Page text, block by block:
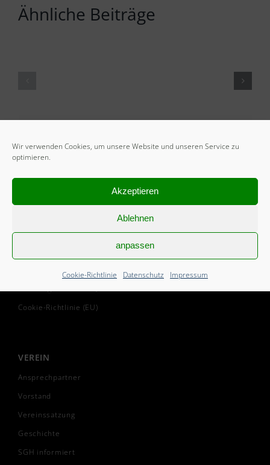
Wir verwenden Cookies, um unsere Website und unseren Service zu
optimieren.
Akzeptieren
Ablehnen
anpassen
Cookie-Richtlinie Datenschutz Impressum
Ähnliche Beiträge
Mitglied werden
Cookie-Richtlinie (EU)
VEREIN
Ansprechpartner
Vorstand
Vereinssatzung
Geschichte
SGH informiert